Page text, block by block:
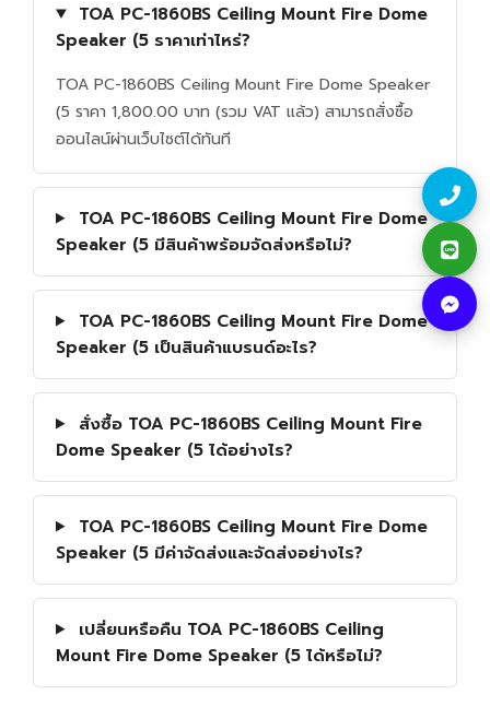
TOA PC-1860BS Ceiling Mount Fire Dome
Speaker (5 ราคาเท่าไหร่?
TOA PC-1860BS Ceiling Mount Fire Dome Speaker
(5 ราคา 1,800.00 บาท (รวม VAT แล้ว) สามารถสั่งซื้อ
ออนไลน์ผ่านเว็บไซต์ได้ทันที
TOA PC-1860BS Ceiling Mount Fire Dome
Speaker (5 มีสินค้าพร้อมจัดส่งหรือไม่?
TOA PC-1860BS Ceiling Mount Fire Dome
Speaker (5 เป็นสินค้าแบรนด์อะไร?
สั่งซื้อ TOA PC-1860BS Ceiling Mount Fire
Dome Speaker (5 ได้อย่างไร?
TOA PC-1860BS Ceiling Mount Fire Dome
Speaker (5 มีค่าจัดส่งและจัดส่งอย่างไร?
เปลี่ยนหรือคืน TOA PC-1860BS Ceiling
Mount Fire Dome Speaker (5 ได้หรือไม่?